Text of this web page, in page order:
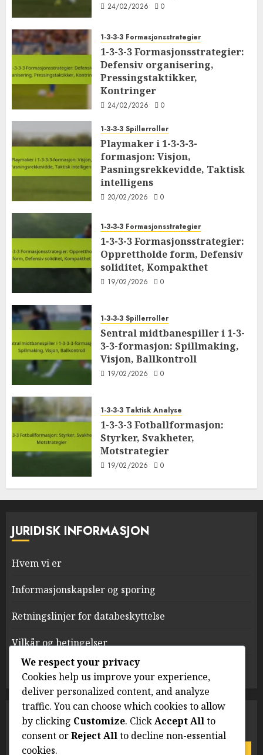
24/02/2026 0
1-3-3-3 Formasjonsstrategier
1-3-3-3 Formasjonsstrategier:
Defensiv organisering,
Pressingstaktikker,
Kontringer
24/02/2026 0
1-3-3-3 Spillerroller
Playmaker i 1-3-3-3-
formasjon: Visjon,
Pasningsrekkevidde, Taktisk
intelligens
20/02/2026 0
1-3-3-3 Formasjonsstrategier
1-3-3-3 Formasjonsstrategier:
Opprettholde form, Defensiv
soliditet, Kompakthet
19/02/2026 0
1-3-3-3 Spillerroller
Sentral midtbanespiller i 1-3-
3-3-formasjon: Spillmaking,
Visjon, Ballkontroll
19/02/2026 0
1-3-3-3 Taktisk Analyse
1-3-3-3 Fotballformasjon:
Styrker, Svakheter,
Motstrategier
19/02/2026 0
JURIDISK INFORMASJON
Hvem vi er
Informasjonskapsler og sporing
Retningslinjer for databeskyttelse
Vilkår og betingelser
Ta kontakt
SØK
Search
We respect your privacy
Cookies help us improve your experience,
deliver personalized content, and analyze
traffic. You can choose which cookies to allow
by clicking Customize. ClickAccept Allto
consent orReject Allto decline non-essential
cookies.